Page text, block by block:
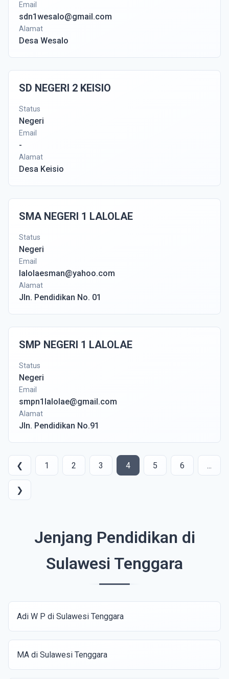
Email
sdn1wesalo@gmail.com
Alamat
Desa Wesalo
SD NEGERI 2 KEISIO
Status
Negeri
Email
-
Alamat
Desa Keisio
SMA NEGERI 1 LALOLAE
Status
Negeri
Email
lalolaesman@yahoo.com
Alamat
Jln. Pendidikan No. 01
SMP NEGERI 1 LALOLAE
Status
Negeri
Email
smpn1lalolae@gmail.com
Alamat
Jln. Pendidikan No.91
❮ 1 2 3 4 5 6 ...
❯
Jenjang Pendidikan di
Sulawesi Tenggara
Adi W P di Sulawesi Tenggara
MA di Sulawesi Tenggara